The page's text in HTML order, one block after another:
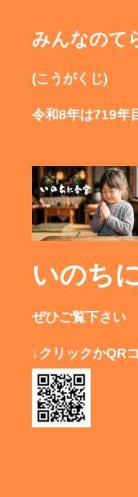
みんなのて
(こうがくじ)
令和8年は719年
いのち
ぜひご覧下さい
↓クリックかQR